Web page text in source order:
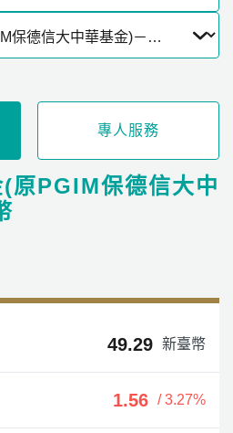
專人服務
原PGIM保德信大中
49.29 新臺幣
1.56 / 3.27%